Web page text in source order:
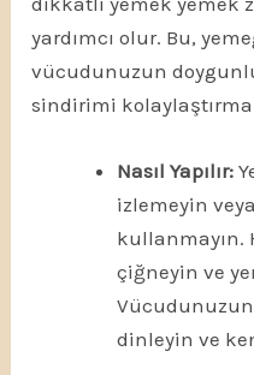
yardımcı olur. Bu,
vücudunuzun
sindirimi
Nasıl Yapılır:
izlemeyin
kullanmayın.
çiğneyin ve
dinleyin ve